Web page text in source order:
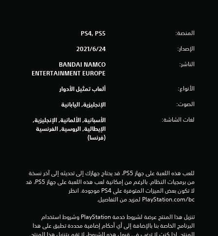
ل
2
م
المنصة: PS4, PS5
الإصدار: 24‏/6‏/2021
الناشر:
BANDAI NAMCO
ENTERTAINMENT EUROPE
الأنواع: ألعاب تمثيل الأدوار
الصوت: الإنجليزية, اليابانية
لغات الشاشة:
الأسبانية, الألمانية, الإنجليزية,
الإيطالية, الروسية, الفرنسية
(فرنسا)
‎PlayStation.com/bc لمزيد من التفاصيل.